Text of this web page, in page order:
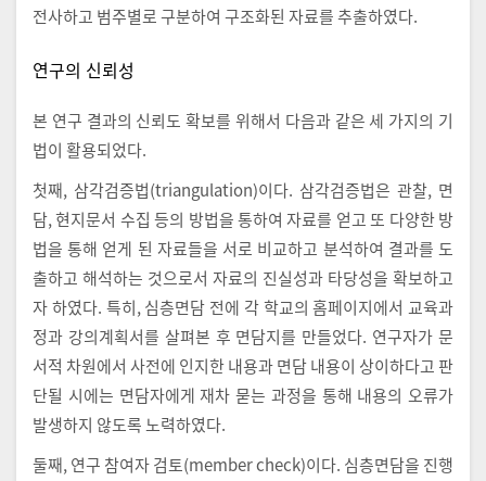
전사하고 범주별로 구분하여 구조화된 자료를 추출하였다.
연구의 신뢰성
본 연구 결과의 신뢰도 확보를 위해서 다음과 같은 세 가지의 기
법이 활용되었다.
첫째, 삼각검증법(triangulation)이다. 삼각검증법은 관찰, 면
담, 현지문서 수집 등의 방법을 통하여 자료를 얻고 또 다양한 방
법을 통해 얻게 된 자료들을 서로 비교하고 분석하여 결과를 도
출하고 해석하는 것으로서 자료의 진실성과 타당성을 확보하고
자 하였다. 특히, 심층면담 전에 각 학교의 홈페이지에서 교육과
정과 강의계획서를 살펴본 후 면담지를 만들었다. 연구자가 문
서적 차원에서 사전에 인지한 내용과 면담 내용이 상이하다고 판
단될 시에는 면담자에게 재차 묻는 과정을 통해 내용의 오류가
발생하지 않도록 노력하였다.
둘째, 연구 참여자 검토(member check)이다. 심층면담을 진행